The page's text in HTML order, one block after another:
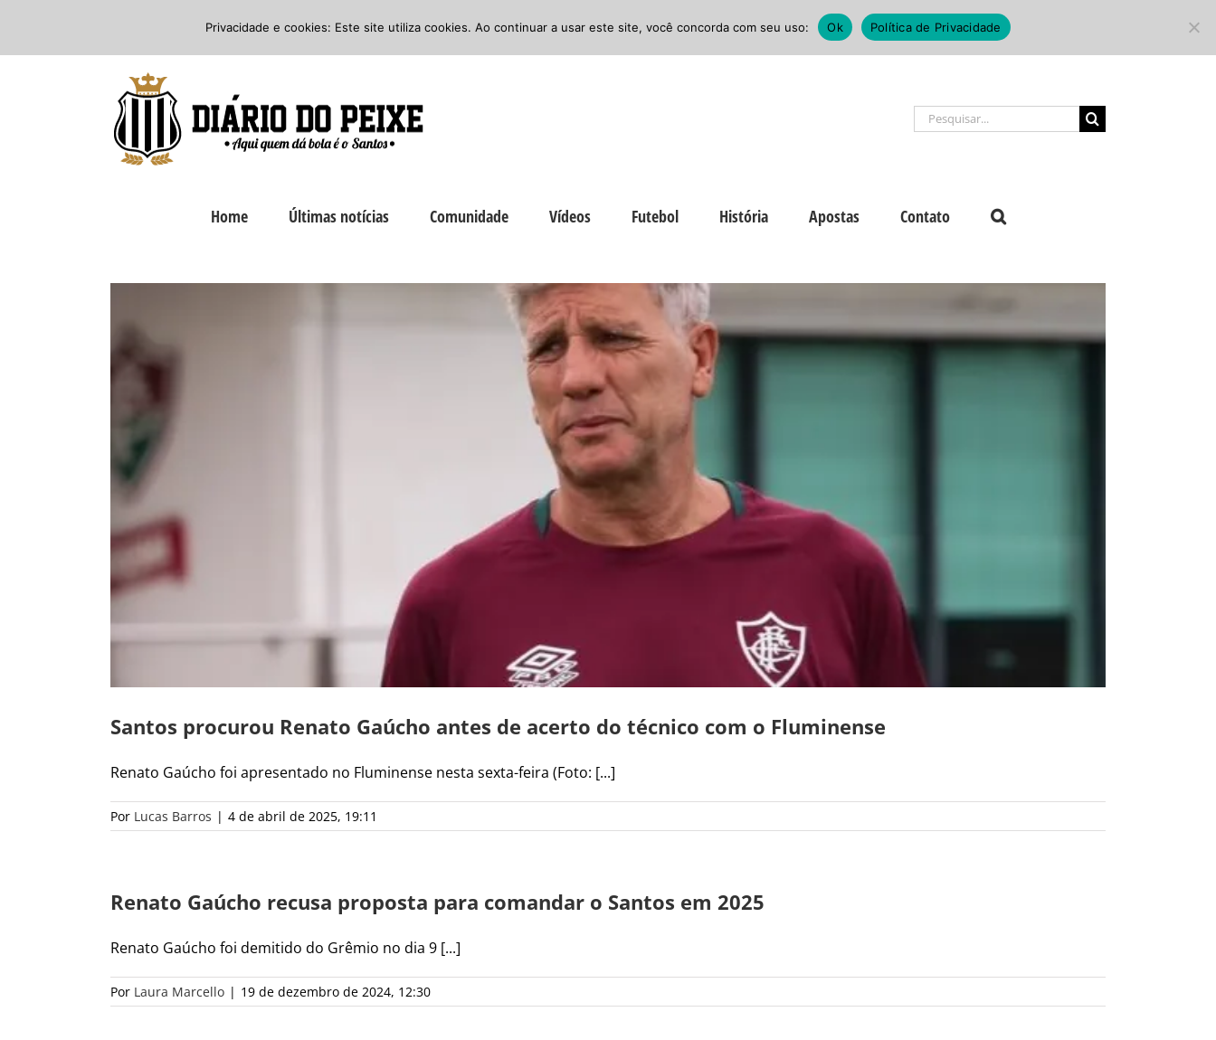
o
Facebook
Instagram
Buscar
resultados
Home Últimas notícias Comunidade Vídeos Futebol História Apostas Contato
Santos procurou Renato Gaúcho antes de acerto do técnico com o Fluminense
Renato Gaúcho foi apresentado no Fluminense nesta sexta-feira (Foto: [...]
Por Lucas Barros | 4 de abril de 2025, 19:11
Renato Gaúcho recusa proposta para comandar o Santos em 2025
Renato Gaúcho foi demitido do Grêmio no dia 9 [...]
Por Laura Marcello | 19 de dezembro de 2024, 12:30
Privacidade e cookies: Este site utiliza cookies. Ao continuar a usar este site, você concorda com seu uso: Ok Política de Privacidade